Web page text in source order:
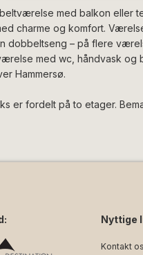
med balkon eller
charme og komfort.
dobbeltseng – på flere
med wc, håndvask og
Hammersø.
er fordelt på to etager.
Nyttige
Kontakt os